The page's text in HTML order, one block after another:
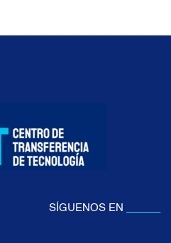
SÍGUENOS EN